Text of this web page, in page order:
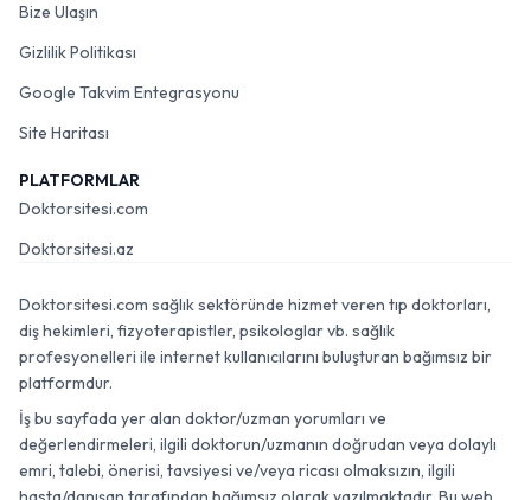
Bize Ulaşın
Gizlilik Politikası
Google Takvim Entegrasyonu
Site Haritası
PLATFORMLAR
Doktorsitesi.com
Doktorsitesi.az
Doktorsitesi.com sağlık sektöründe hizmet veren tıp doktorları,
diş hekimleri, fizyoterapistler, psikologlar vb. sağlık
profesyonelleri ile internet kullanıcılarını buluşturan bağımsız bir
platformdur.
İş bu sayfada yer alan doktor/uzman yorumları ve
değerlendirmeleri, ilgili doktorun/uzmanın doğrudan veya dolaylı
emri, talebi, önerisi, tavsiyesi ve/veya ricası olmaksızın, ilgili